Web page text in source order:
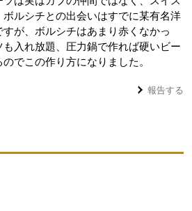
ルシチとの出会いはすでに某有名洋
が、ボルシチはあまり赤くなかっ
入れ放題、圧力鍋で作れば硬いビー
でこの作り方になりました。
報告する